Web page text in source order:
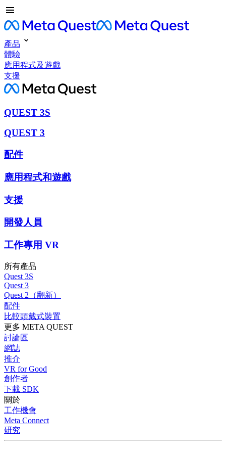
產品
體驗
應用程式及遊戲
支援
QUEST 3S
QUEST 3
配件
應用程式和遊戲
支援
開發人員
工作專用 VR
所有產品
Quest 3S
Quest 3
Quest 2（翻新）
配件
比較頭戴式裝置
更多 META QUEST
討論區
網誌
推介
VR for Good
創作者
下載 SDK
關於
工作機會
Meta Connect
研究